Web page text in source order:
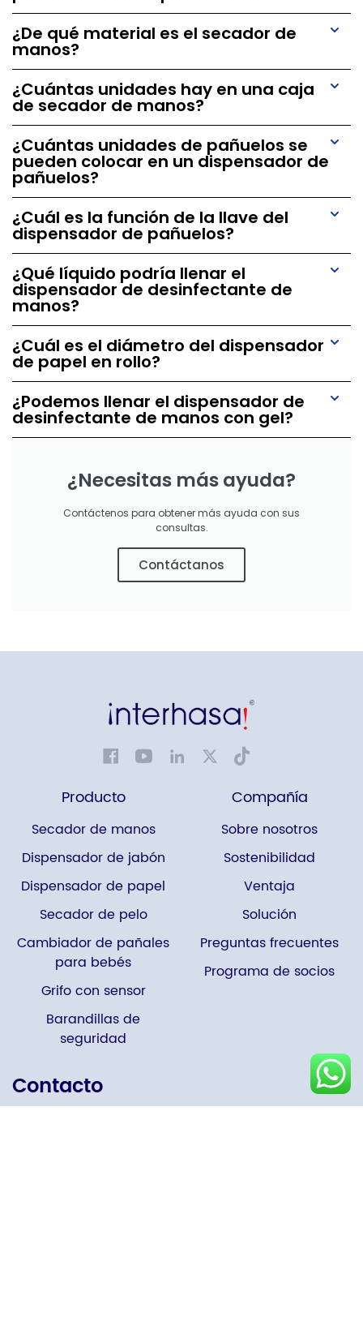
¿De qué material es el secador de
manos?
¿Cuántas unidades hay en una caja
de secador de manos?
¿Cuántas unidades de pañuelos se
pueden colocar en un dispensador de
pañuelos?
¿Cuál es la función de la llave del
dispensador de pañuelos?
¿Qué líquido podría llenar el
dispensador de desinfectante de
manos?
¿Cuál es el diámetro del dispensador
de papel en rollo?
¿Podemos llenar el dispensador de
desinfectante de manos con gel?
¿Necesitas más ayuda?
Contáctenos para obtener más ayuda con sus
consultas.
Contáctanos
Producto
Secador de manos
Dispensador de jabón
Dispensador de papel
Secador de pelo
Cambiador de pañales
para bebés
Grifo con sensor
Barandillas de
seguridad
Compañía
Sobre nosotros
Sostenibilidad
Ventaja
Solución
Preguntas frecuentes
Programa de socios
Contacto